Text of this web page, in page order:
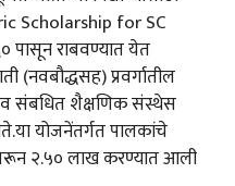
Scholarship for SC
पासून राबवण्यात येत
प्रवर्गातील
व संबधित शैक्षणिक संस्थेस
योजनेंतर्गत पालकांचे
२.५० लाख करण्यात आली